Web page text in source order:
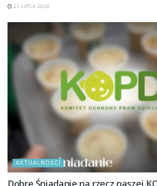
21 LIPCA 2026
AKTUALNOŚCI
Dobre Śniadanie na rzecz naszej